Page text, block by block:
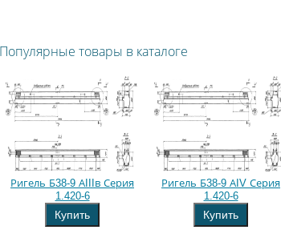
Популярные товары в каталоге
Ригель Б38-9 АIIIв Серия
1.420-6
Купить
Ригель Б38-9 АIV Серия
1.420-6
Купить